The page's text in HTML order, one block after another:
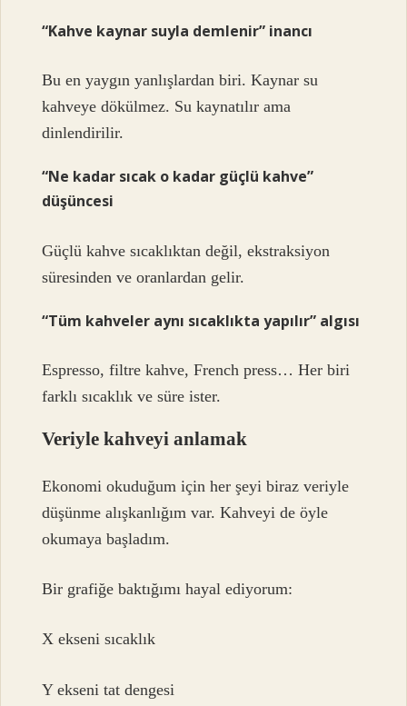
“Kahve kaynar suyla demlenir” inancı
Bu en yaygın yanlışlardan biri. Kaynar su
kahveye dökülmez. Su kaynatılır ama
dinlendirilir.
“Ne kadar sıcak o kadar güçlü kahve”
düşüncesi
Güçlü kahve sıcaklıktan değil, ekstraksiyon
süresinden ve oranlardan gelir.
“Tüm kahveler aynı sıcaklıkta yapılır” algısı
Espresso, filtre kahve, French press… Her biri
farklı sıcaklık ve süre ister.
Veriyle kahveyi anlamak
Ekonomi okuduğum için her şeyi biraz veriyle
düşünme alışkanlığım var. Kahveyi de öyle
okumaya başladım.
Bir grafiğe baktığımı hayal ediyorum:
X ekseni sıcaklık
Y ekseni tat dengesi